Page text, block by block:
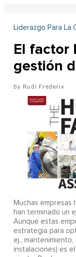
Liderazgo Para La
El factor
gestión
Rudi Frederix
Muchas empresas
han terminado un
Aunque estas
estrategia para
ej., mantenimiento,
instalaciones) es